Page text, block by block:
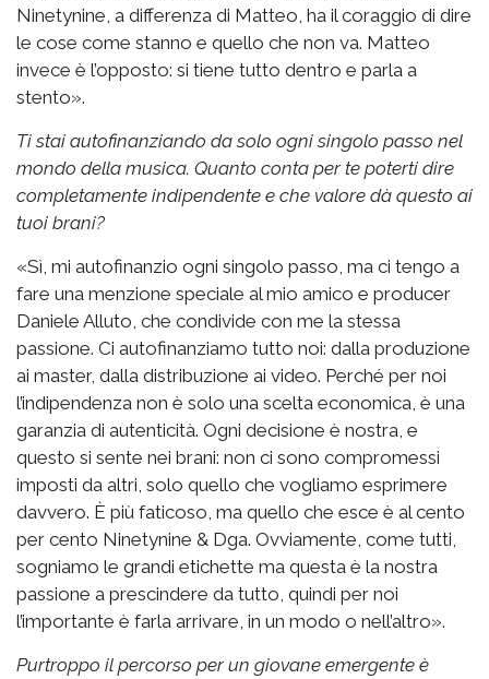
Ninetynine, a differenza di Matteo, ha il coraggio di dire
le cose come stanno e quello che non va. Matteo
invece è l’opposto: si tiene tutto dentro e parla a
stento».
Ti stai autofinanziando da solo ogni singolo passo nel
mondo della musica. Quanto conta per te poterti dire
completamente indipendente e che valore dà questo ai
tuoi brani?
«Sì, mi autofinanzio ogni singolo passo, ma ci tengo a
fare una menzione speciale al mio amico e producer
Daniele Alluto, che condivide con me la stessa
passione. Ci autofinanziamo tutto noi: dalla produzione
ai master, dalla distribuzione ai video. Perché per noi
l’indipendenza non è solo una scelta economica, è una
garanzia di autenticità. Ogni decisione è nostra, e
questo si sente nei brani: non ci sono compromessi
imposti da altri, solo quello che vogliamo esprimere
davvero. È più faticoso, ma quello che esce è al cento
per cento Ninetynine & Dga. Ovviamente, come tutti,
sogniamo le grandi etichette ma questa è la nostra
passione a prescindere da tutto, quindi per noi
l’importante è farla arrivare, in un modo o nell’altro».
Purtroppo il percorso per un giovane emergente è